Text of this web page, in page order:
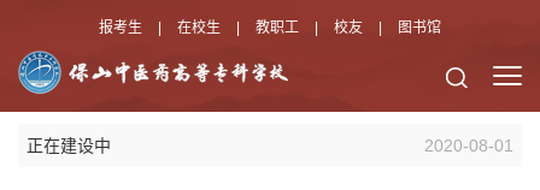
报考生 在校生 教职工 校友 图书馆
2020-08-01
正在建设中